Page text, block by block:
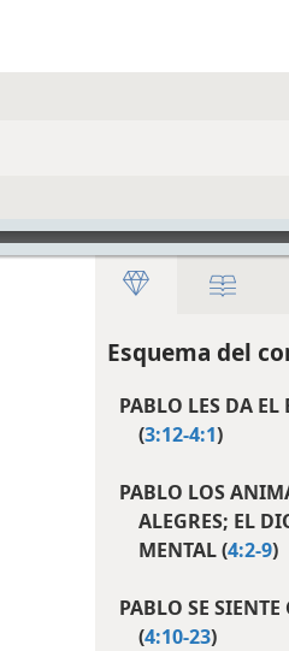
Esquema del
PABLO LES DA EL
(3:12-4:1)
PABLO LOS
ALEGRES; EL
MENTAL (4:2-9)
PABLO SE
(4:10-23)